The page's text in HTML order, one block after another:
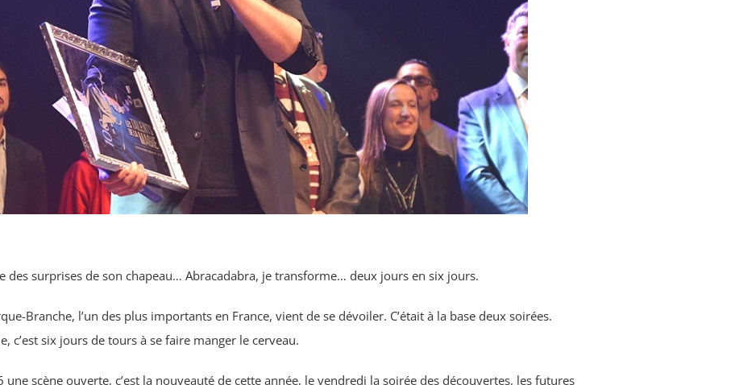
des surprises de son chapeau… Abracadabra, je transforme… deux jours en six jours.
Branche, l’un des plus importants en France, vient de se dévoiler. C’était à la base deux soirées.
c’est six jours de tours à se faire manger le cerveau.
scène ouverte, c’est la nouveauté de cette année, le vendredi la soirée des découvertes, les futures